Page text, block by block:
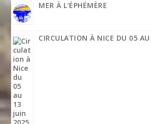
MER À L’ÉPHÉMÈRE
CIRCULATION À NICE DU 05